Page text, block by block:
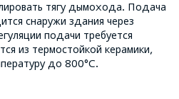
тягу дымохода. Подача
снаружи здания через
подачи требуется
из термостойкой керамики,
до 800°C.